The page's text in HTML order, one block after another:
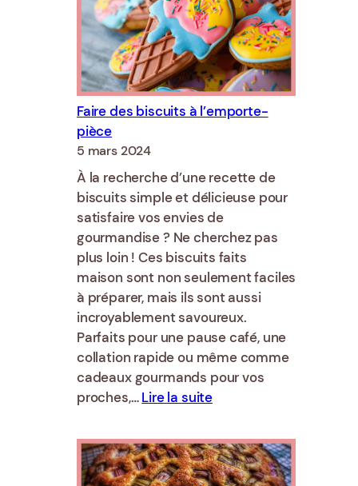
semoule
et
aux
dattes
pour
le
Faire des biscuits à l’emporte-
pièce
5 mars 2024
À la recherche d’une recette de
biscuits simple et délicieuse pour
satisfaire vos envies de
gourmandise ? Ne cherchez pas
plus loin ! Ces biscuits faits
maison sont non seulement faciles
à préparer, mais ils sont aussi
incroyablement savoureux.
Parfaits pour une pause café, une
collation rapide ou même comme
cadeaux gourmands pour vos
proches,…Lire la suite:
des
biscuits
à